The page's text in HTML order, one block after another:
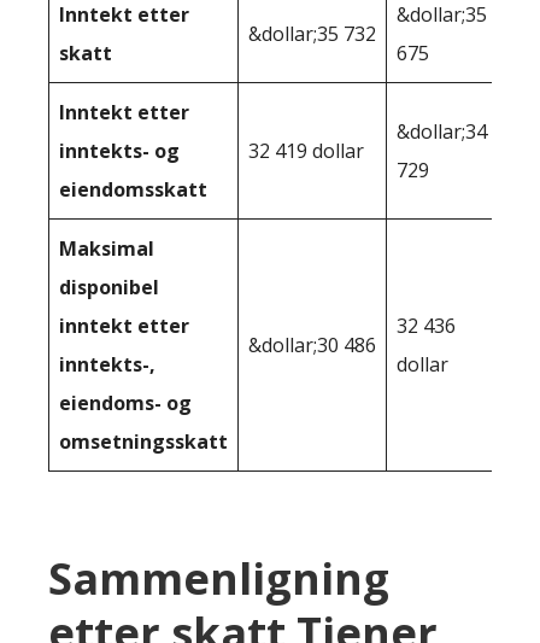
Inntekt etter
skatt
&dollar;35 732
&dollar;35
675
Inntekt etter
inntekts- og
eiendomsskatt
32 419 dollar
&dollar;34
729
Maksimal
disponibel
inntekt etter
inntekts-,
eiendoms- og
omsetningsskatt
&dollar;30 486
32 436
dollar
Sammenligning